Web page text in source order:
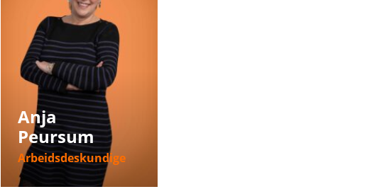
Anja
Peursum
Arbeidsdeskundige